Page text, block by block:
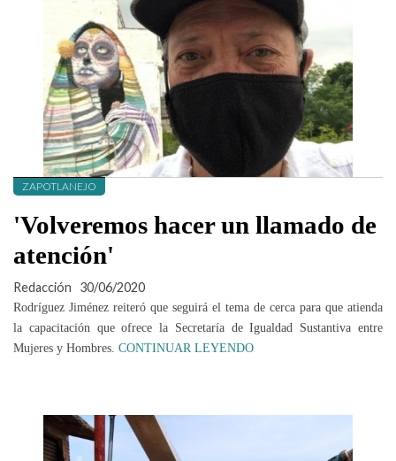
ZAPOTLANEJO
'Volveremos hacer un llamado de
atención'
Redacción 30/06/2020
Rodríguez Jiménez reiteró que seguirá el tema de cerca para que atienda
la capacitación que ofrece la Secretaría de Igualdad Sustantiva entre
Mujeres y Hombres. CONTINUAR LEYENDO